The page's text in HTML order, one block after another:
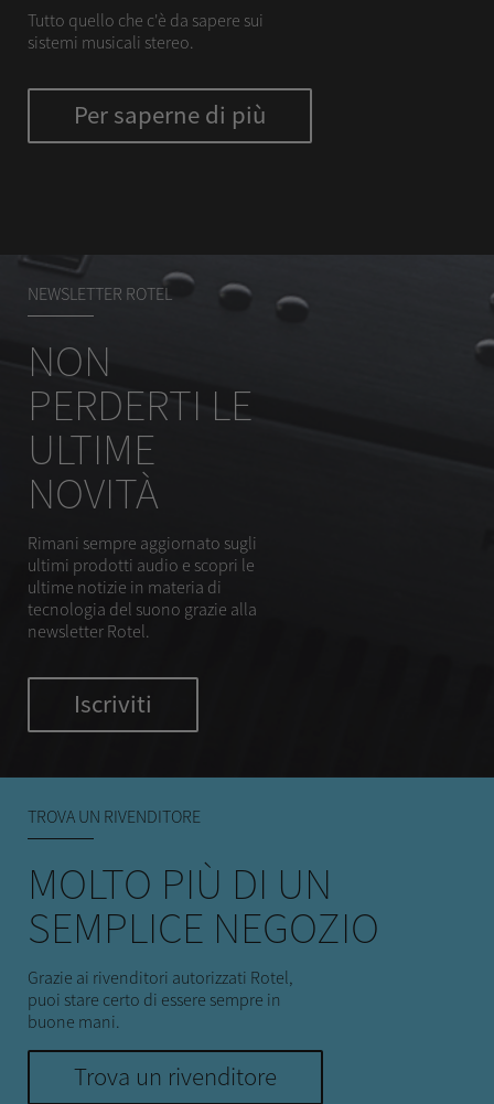
Tutto quello che c'è da sapere sui
sistemi musicali stereo.
Per saperne di più
NEWSLETTER ROTEL
NON
PERDERTI LE
ULTIME
NOVITÀ
Rimani sempre aggiornato sugli
ultimi prodotti audio e scopri le
ultime notizie in materia di
tecnologia del suono grazie alla
newsletter Rotel.
Iscriviti
TROVA UN RIVENDITORE
MOLTO PIÙ DI UN
SEMPLICE NEGOZIO
Grazie ai rivenditori autorizzati Rotel,
puoi stare certo di essere sempre in
buone mani.
Trova un rivenditore